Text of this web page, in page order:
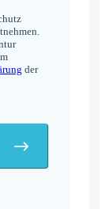
der